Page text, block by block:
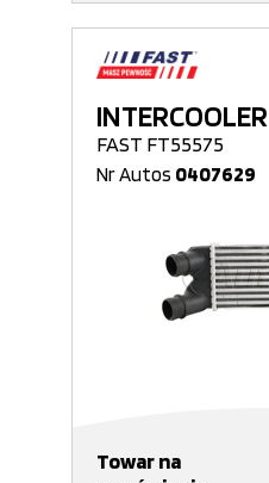
INTERCOOLER
FAST FT55575
Nr Autos 0407629
Towar na